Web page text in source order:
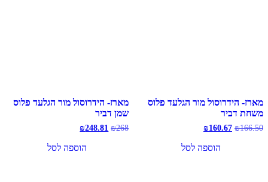
מארז- הידרוסול מור הגלעד פלוס
משחת דביר
₪166.50
המחיר
היה:
₪160.67 המחיר
הוא:
הוספה לסל
מארז- הידרוסול מור הגלעד פלוס
שמן דביר
₪268
המחיר ₪248.81 המחיר
הוא:
הוספה לסל